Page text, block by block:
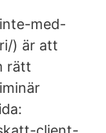
med-
) är att
rätt